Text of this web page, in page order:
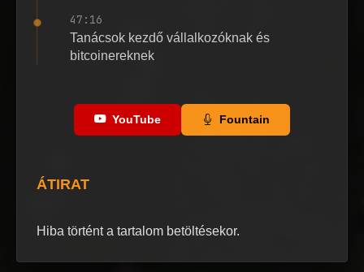
47:16
Tanácsok kezdő vállalkozóknak és
bitcoinereknek
YouTube Fountain
ÁTIRAT
Hiba történt a tartalom betöltésekor.